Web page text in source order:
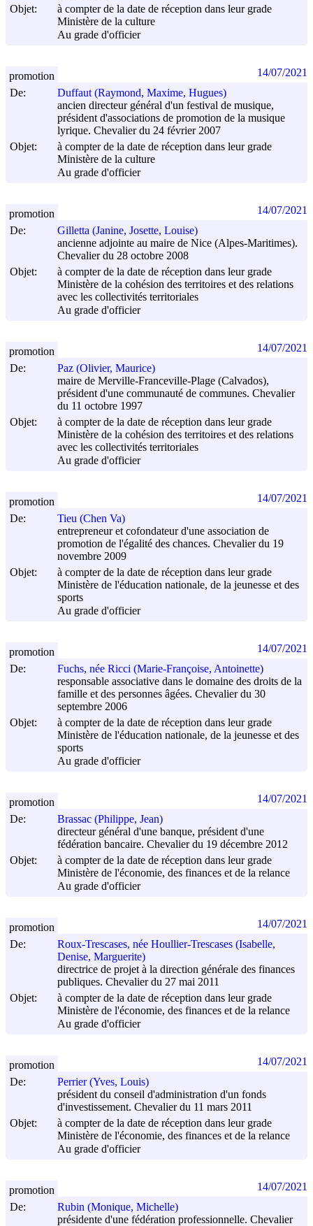
Objet:
à compter de la date de réception dans leur grade
Ministère de la culture
Au grade d'officier
De:
Duffaut (Raymond, Maxime, Hugues)
ancien directeur général d'un festival de musique,
président d'associations de promotion de la musique
lyrique. Chevalier du 24 février 2007
Objet:
à compter de la date de réception dans leur grade
Ministère de la culture
Au grade d'officier
promotion 14/07/2021
De:
Gilletta (Janine, Josette, Louise)
ancienne adjointe au maire de Nice (Alpes-Maritimes).
Chevalier du 28 octobre 2008
Objet:
à compter de la date de réception dans leur grade
Ministère de la cohésion des territoires et des relations
avec les collectivités territoriales
Au grade d'officier
promotion 14/07/2021
De:
Paz (Olivier, Maurice)
maire de Merville-Franceville-Plage (Calvados),
président d'une communauté de communes. Chevalier
du 11 octobre 1997
Objet:
à compter de la date de réception dans leur grade
Ministère de la cohésion des territoires et des relations
avec les collectivités territoriales
Au grade d'officier
promotion 14/07/2021
De:
Tieu (Chen Va)
entrepreneur et cofondateur d'une association de
promotion de l'égalité des chances. Chevalier du 19
novembre 2009
Objet:
à compter de la date de réception dans leur grade
Ministère de l'éducation nationale, de la jeunesse et des
sports
Au grade d'officier
promotion 14/07/2021
De:
Fuchs, née Ricci (Marie-Françoise, Antoinette)
responsable associative dans le domaine des droits de la
famille et des personnes âgées. Chevalier du 30
septembre 2006
Objet:
à compter de la date de réception dans leur grade
Ministère de l'éducation nationale, de la jeunesse et des
sports
Au grade d'officier
promotion 14/07/2021
De:
Brassac (Philippe, Jean)
directeur général d'une banque, président d'une
fédération bancaire. Chevalier du 19 décembre 2012
Objet:
à compter de la date de réception dans leur grade
Ministère de l'économie, des finances et de la relance
Au grade d'officier
promotion 14/07/2021
De:
Roux-Trescases, née Houllier-Trescases (Isabelle,
Denise, Marguerite)
directrice de projet à la direction générale des finances
publiques. Chevalier du 27 mai 2011
Objet:
à compter de la date de réception dans leur grade
Ministère de l'économie, des finances et de la relance
Au grade d'officier
promotion 14/07/2021
De:
Perrier (Yves, Louis)
président du conseil d'administration d'un fonds
d'investissement. Chevalier du 11 mars 2011
Objet:
à compter de la date de réception dans leur grade
Ministère de l'économie, des finances et de la relance
Au grade d'officier
promotion 14/07/2021
De:
Rubin (Monique, Michelle)
présidente d'une fédération professionnelle. Chevalier
promotion 14/07/2021